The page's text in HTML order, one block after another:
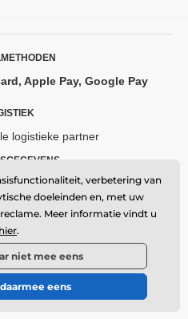
van gehard glas
Apple Pay, Google Pay
logistieke partner
s.r.o.
Píšť, Czech Republic
SSL-verbinding
gemaakt door
verbetering van
doeleinden en, met uw
Meer informatie vindt u
hier.
niet mee eens
eens